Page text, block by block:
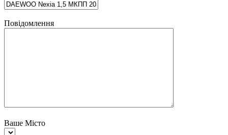
Повідомлення
Ваше Місто